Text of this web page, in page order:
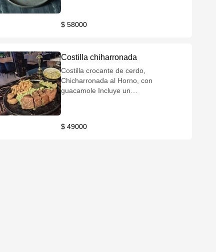
$ 58000
Costilla chiharronada
Costilla crocante de cerdo,
Chicharronada al Horno, con
guacamole Incluye un
$ 49000